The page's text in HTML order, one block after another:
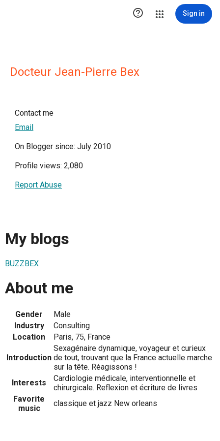
 Sign in
Docteur Jean-Pierre Bex
Contact me
Email
On Blogger since: July 2010
Profile views: 2,080
Report Abuse
My blogs
BUZZBEX
About me
Gender
Male
Industry
Consulting
Location
Paris, 75, France
Introduction
Sexagénaire dynamique, voyageur et curieux
de tout, trouvant que la France actuelle marche
sur la tête. Réagissons !
Interests
Cardiologie médicale, interventionnelle et
chirurgicale. Reflexion et écriture de livres
Favorite
music
classique et jazz New orleans